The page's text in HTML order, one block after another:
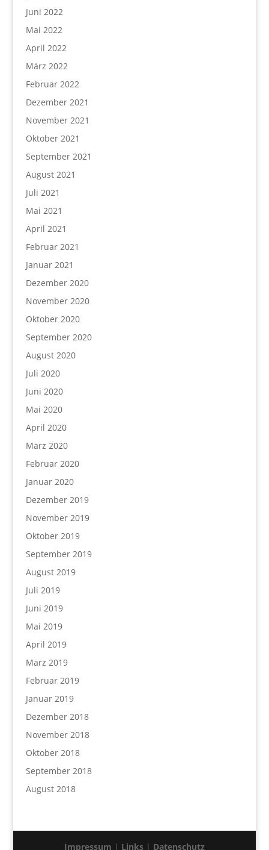
Juni 2022
Mai 2022
April 2022
März 2022
Februar 2022
Dezember 2021
November 2021
Oktober 2021
September 2021
August 2021
Juli 2021
Mai 2021
April 2021
Februar 2021
Januar 2021
Dezember 2020
November 2020
Oktober 2020
September 2020
August 2020
Juli 2020
Juni 2020
Mai 2020
April 2020
März 2020
Februar 2020
Januar 2020
Dezember 2019
November 2019
Oktober 2019
September 2019
August 2019
Juli 2019
Juni 2019
Mai 2019
April 2019
März 2019
Februar 2019
Januar 2019
Dezember 2018
November 2018
Oktober 2018
September 2018
August 2018
Impressum | Links| Datenschutz